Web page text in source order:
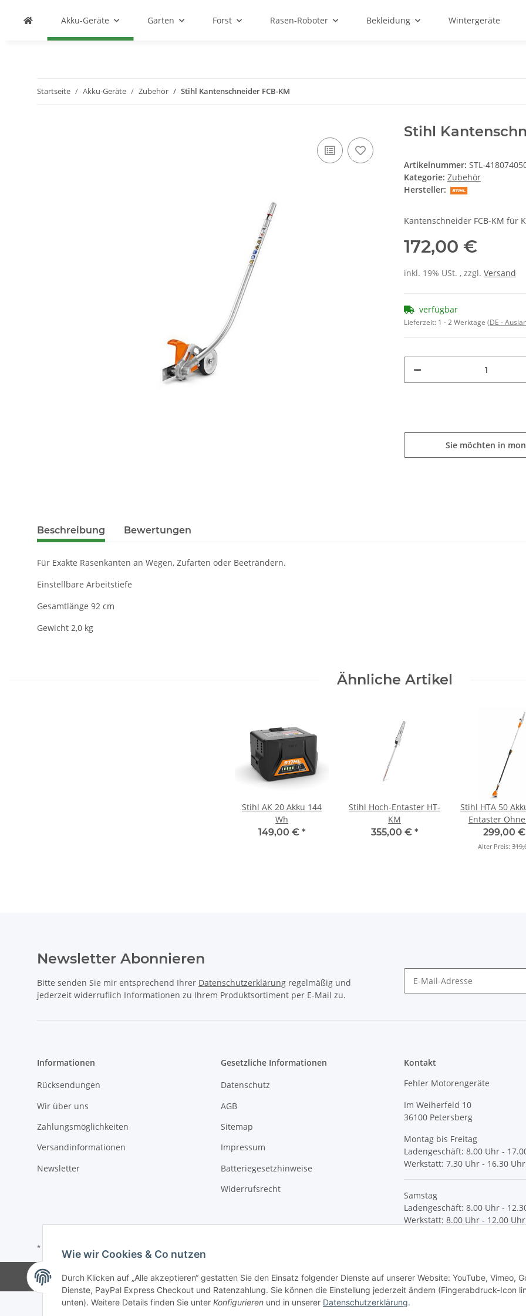
Akku-Geräte Garten Forst Rasen-Roboter Bekleidung Wintergeräte
Startseite Akku-Geräte Zubehör Stihl Kantenschneider FCB-KM
Stihl
Artikelnummer: STL-
Kategorie: Zubehör
Hersteller:
Kantenschneider FCB-KM für
172,00 €
inkl. 19% USt. , zzgl. Versand
verfügbar
Lieferzeit: 1 - 2 Werktage (DE -
Sie möchten in
Beschreibung Bewertungen
Für Exakte Rasenkanten an Wegen, Zufarten oder Beeträndern.
Einstellbare Arbeitstiefe
Gesamtlänge 92 cm
Gewicht 2,0 kg
Ähnliche Artikel
Stihl AK 20 Akku 144
Wh
149,00 € *
Stihl Hoch-Entaster HT-
KM
355,00 € *
Stihl HTA 50
Entaster
und
299,00 €
Alter Preis:
Newsletter Abonnieren
Bitte senden Sie mir entsprechend Ihrer Datenschutzerklärung regelmäßig und
jederzeit widerruflich Informationen zu Ihrem Produktsortiment per E-Mail zu.
Informationen
Rücksendungen
Wir über uns
Zahlungsmöglichkeiten
Versandinformationen
Newsletter
Gesetzliche Informationen
Datenschutz
AGB
Sitemap
Impressum
Batteriegesetzhinweise
Widerrufsrecht
Kontakt
Fehler Motorengeräte
Im Weiherfeld 10
36100 Petersberg
Montag bis Freitag
Ladengeschäft: 8.00 Uhr -
Werkstatt: 7.30 Uhr - 16.30 Uhr
Samstag
Ladengeschäft: 8.00 Uhr -
Werkstatt: 8.00 Uhr - 12.00 Uhr
* Alle Preise inkl. gesetzlicher USt., zzgl.
© Fehler Motorgeräte
Wie wir Cookies & Co nutzen
Durch Klicken auf „Alle akzeptieren“ gestatten Sie den Einsatz folgender Dienste auf unserer Website: YouTube, Vimeo,
Dienste, PayPal Express Checkout und Ratenzahlung. Sie können die Einstellung jederzeit ändern (Fingerabdruck-Icon
unten). Weitere Details finden Sie unter Konfigurieren und in unserer Datenschutzerklärung.